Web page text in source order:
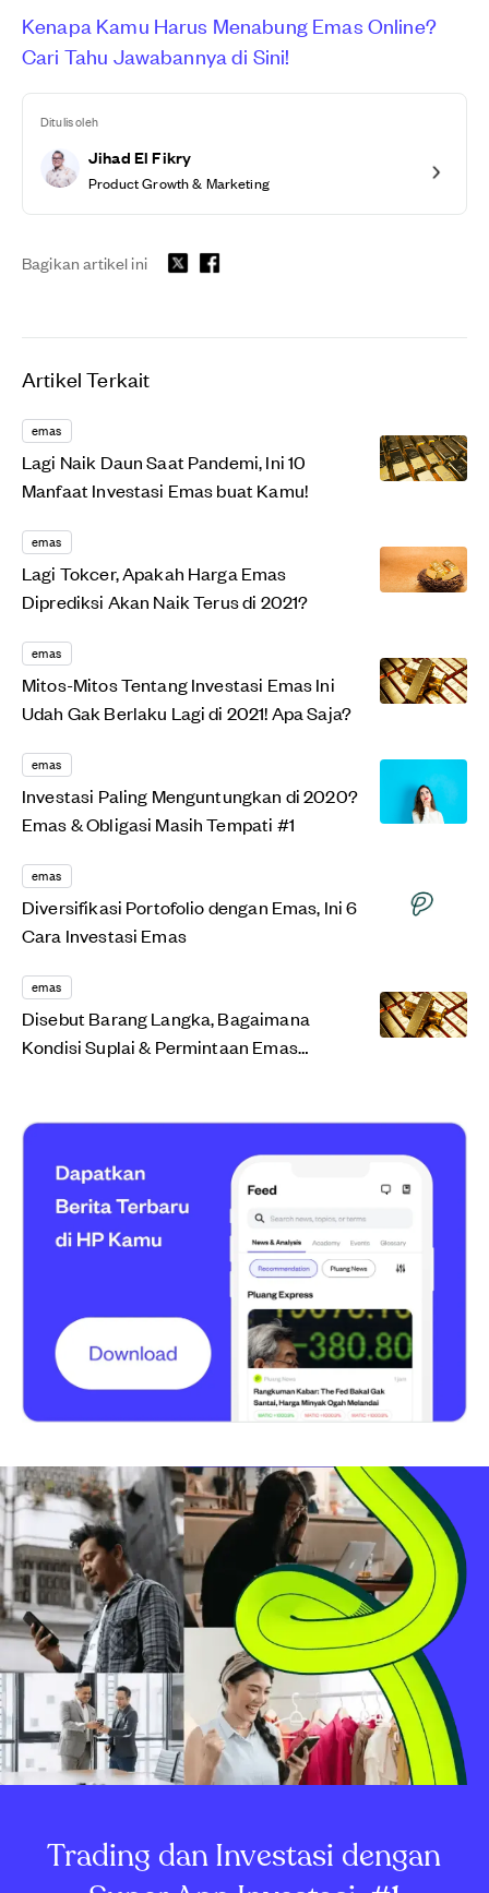
Kenapa Kamu Harus Menabung Emas Online?
Cari Tahu Jawabannya di Sini!
Ditulis oleh
Jihad El Fikry
Product Growth & Marketing
Bagikan artikel ini
Artikel Terkait
emas
Lagi Naik Daun Saat Pandemi, Ini 10
Manfaat Investasi Emas buat Kamu!
emas
Lagi Tokcer, Apakah Harga Emas
Diprediksi Akan Naik Terus di 2021?
emas
Mitos-Mitos Tentang Investasi Emas Ini
Udah Gak Berlaku Lagi di 2021! Apa Saja?
emas
Investasi Paling Menguntungkan di 2020?
Emas & Obligasi Masih Tempati #1
emas
Diversifikasi Portofolio dengan Emas, Ini 6
Cara Investasi Emas
emas
Disebut Barang Langka, Bagaimana
Kondisi Suplai & Permintaan Emas
Trading dan Investasi dengan